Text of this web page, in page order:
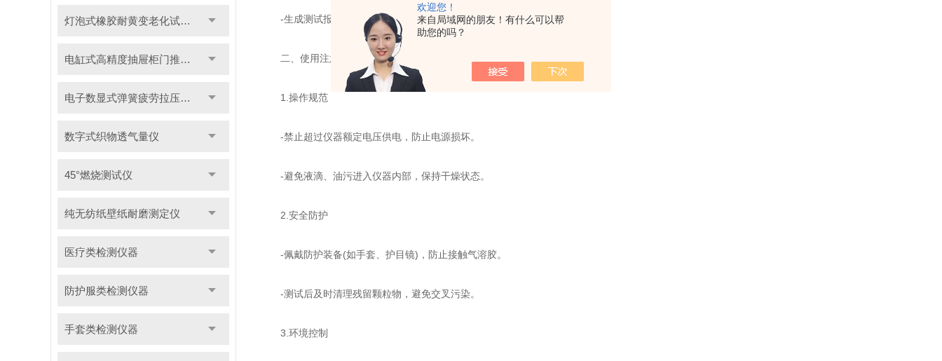
欢迎您！
来自局域网的朋友！有什么可以帮
助您的吗？
灯泡式橡胶耐黄变老化试验机
电缸式高精度抽屉柜门推拉试验机
电子数显式弹簧疲劳拉压试验机
数字式织物透气量仪
45°燃烧测试仪
纯无纺纸壁纸耐磨测定仪
医疗类检测仪器
防护服类检测仪器
手套类检测仪器
-生成测试报告，记录参数、结果及改进建议。
二、使用注意事项
1.操作规范
-禁止超过仪器额定电压供电，防止电源损坏。
-避免液滴、油污进入仪器内部，保持干燥状态。
2.安全防护
-佩戴防护装备(如手套、护目镜)，防止接触气溶胶。
-测试后及时清理残留颗粒物，避免交叉污染。
3.环境控制